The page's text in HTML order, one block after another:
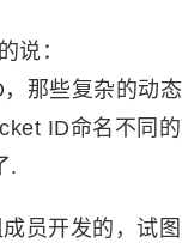
说：
那些复杂的动态
ID命名不同的
.
员开发的，试图